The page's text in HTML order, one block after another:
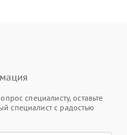
специалисту, оставьте
специалист с радостью